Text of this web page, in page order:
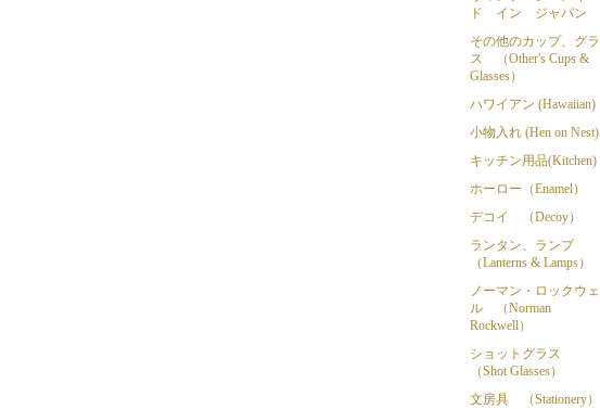
ド イン ジャパン
その他のカップ、グラ
ス （Other's Cups &
Glasses）
ハワイアン (Hawaiian)
小物入れ (Hen on Nest)
キッチン用品(Kitchen)
ホーロー（Enamel）
デコイ （Decoy）
ランタン、ランプ
（Lanterns & Lamps）
ノーマン・ロックウェ
ル （Norman
Rockwell）
ショットグラス
（Shot Glasses）
文房具 （Stationery）